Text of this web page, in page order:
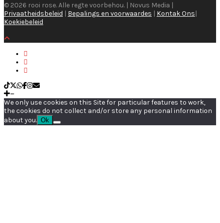
© 2026 rooi rose. Alle regte voorbehou. | Novus Media |
Privaatheidsbeleid | Bepalings en voorwaardes | Kontak Ons|
Koekiebeleid
We only use cookies on this Site for particular features to work,
the cookies do not collect and/or store any personal information
about you. Ok